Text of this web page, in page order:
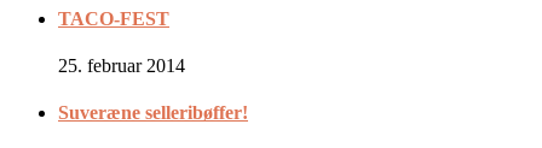
TACO-FEST
25. februar 2014
Suveræne selleribøffer!